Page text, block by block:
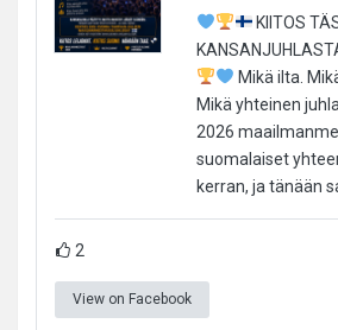
KIITOS
Mikä ilta.
Mikä yhteinen
2026
suomalaiset
kerran, ja tänään
2
View on Facebook